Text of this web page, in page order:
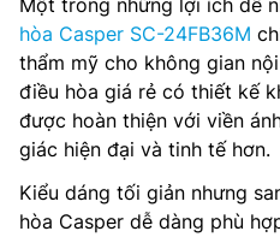
hòa Casper SC-24FB36M
thẩm mỹ cho không gian
điều hòa giá rẻ có thiết kế
được hoàn thiện với viền
giác hiện đại và tinh tế hơn.
Kiểu dáng tối giản nhưng
hòa Casper dễ dàng phù